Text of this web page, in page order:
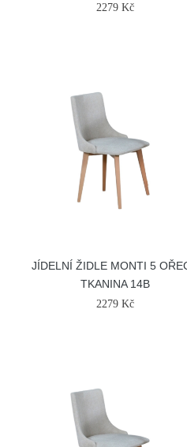
2279 Kč
JÍDELNÍ ŽIDLE MONTI 5
TKANINA 14B
2279 Kč